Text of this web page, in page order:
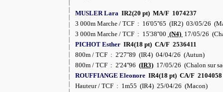
MUSLER Lara IR2(20 pt) MA/F 1074237
3 000m Marche / TCF : 16'05''65 (IR2) 03/05/26
3 000m Marche / TCF : 15'38''00 (N4) 17/05/26
PICHOT Esther IR4(18 pt) CA/F 2536411
800m / TCF : 2'27''89 (IR4) 04/04/26 (Autun)
800m / TCF : 2'24''96 (IR3) 17/05/26 (Chalon sur
ROUFFIANGE Eleonore IR4(18 pt) CA/F 2104058
Hauteur / TCF : 1m55 (IR4) 25/04/26 (Macon)